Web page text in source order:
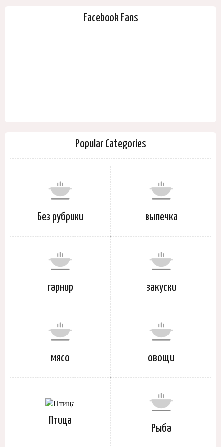
Facebook Fans
Popular Categories
Без рубрики выпечка
гарнир закуски
мясо овощи
Птица
Рыба